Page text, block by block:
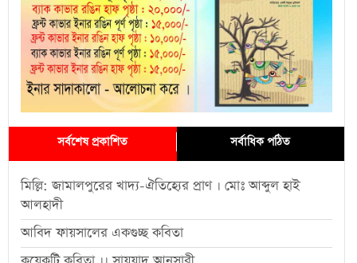
সর্বশেষ প্রকাশিত সর্বাধিক পঠিত
মিল্লি: জামালপুরের খাদ্য-ঐতিহ্যের প্রাণ । মোঃ আব্দুল হাই
আলহাদী
আবিদ ফায়সালের একগুচ্ছ কবিতা